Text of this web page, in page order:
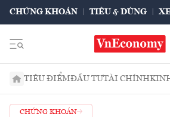
CHỨNG KHOÁN TIÊU & DÙNG
TIÊU ĐIỂMĐẦU TƯTÀI CHÍNH
CHỨNG KHOÁN